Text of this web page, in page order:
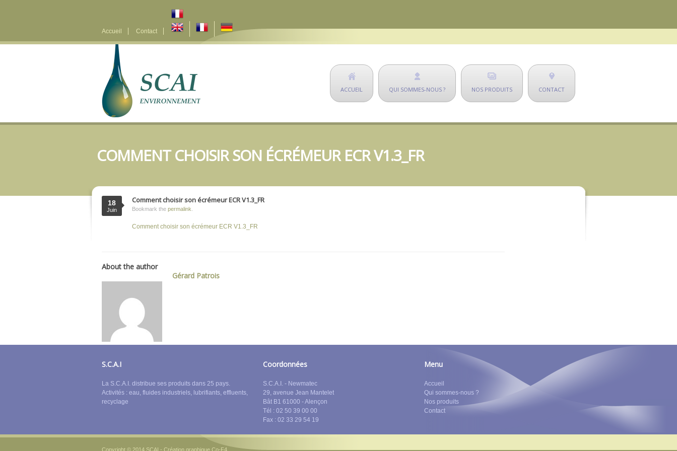
Accueil Contact
ACCUEIL QUI SOMMES-NOUS ? NOS PRODUITS CONTACT
COMMENT CHOISIR SON ÉCRÉMEUR ECR V1.3_FR
18
Juin
Comment choisir son écrémeur ECR V1.3_FR
Bookmark the permalink
Comment choisir son écrémeur ECR V1.3_FR
About the author
Gérard Patrois
S.C.A.I
La S.C.A.I. distribue ses produits dans 25 pays.
Activités : eau, fluides industriels, lubrifiants, effluents,
recyclage
Coordonnées
S.C.A.I. - Newmatec
29, avenue Jean Mantelet
Bât B1 61000 - Alençon
Tél : 02 50 39 00 00
Fax : 02 33 29 54 19
Menu
Accueil
Qui sommes-nous ?
Nos produits
Contact
Copyright © 2014 SCAI - Création graphique Co-F4